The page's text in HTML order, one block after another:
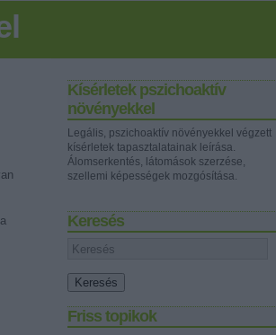
Kísérletek pszichoaktív
növényekkel
Legális, pszichoaktív növényekkel végzett
kísérletek tapasztalatainak leírása.
Álomserkentés, látomások szerzése,
szellemi képességek mozgósítása.
Keresés
Friss topikok